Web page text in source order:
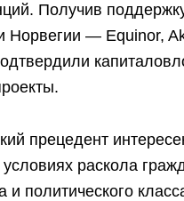
Получив
Норвегии — Equinor,
прецедент
раскола
и политического